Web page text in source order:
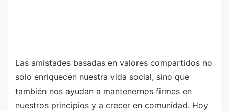
Las amistades basadas en valores compartidos no
solo enriquecen nuestra vida social, sino que
también nos ayudan a mantenernos firmes en
nuestros principios y a crecer en comunidad. Hoy